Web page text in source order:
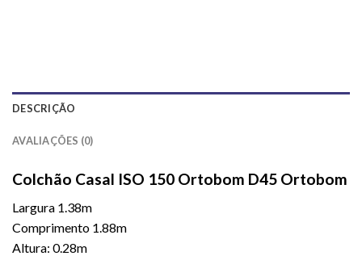
DESCRIÇÃO
AVALIAÇÕES (0)
Colchão Casal ISO 150 Ortobom D45 Ortobom
Largura 1.38m
Comprimento 1.88m
Altura: 0.28m